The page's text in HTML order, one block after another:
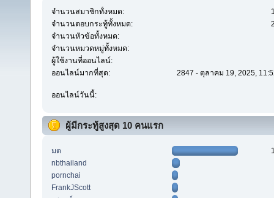
จำนวนสมาชิกทั้งหมด:
จำนวนตอบกระทู้ทั้งหมด:
จำนวนหัวข้อทั้งหมด:
จำนวนหมวดหมู่ทั้งหมด:
ผู้ใช้งานที่ออนไลน์:
ออนไลน์มากที่สุด:
2847 - ตุลาคม 19, 2025,
ออนไลน์วันนี้:
ผู้มีกระทู้สูงสุด 10 คนแรก
มด
nbthailand
pornchai
FrankJScott